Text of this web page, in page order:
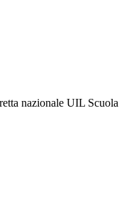
nazionale UIL Scuola